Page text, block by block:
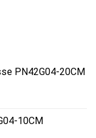
PN42G04-20CM
10CM